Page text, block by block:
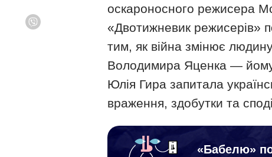
оскароносного режисера
«Двотижневик режисерів»
тим, як війна змінює
Володимира Яценка —
Юлія Гира запитала
враження, здобутки та
«Бабелю»